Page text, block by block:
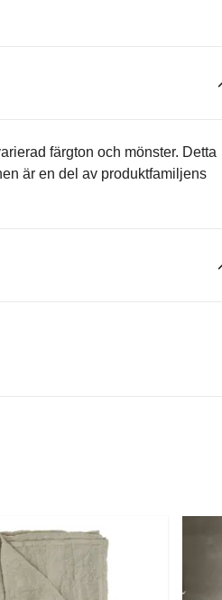
färgton och mönster. Detta
är en del av produktfamiljens